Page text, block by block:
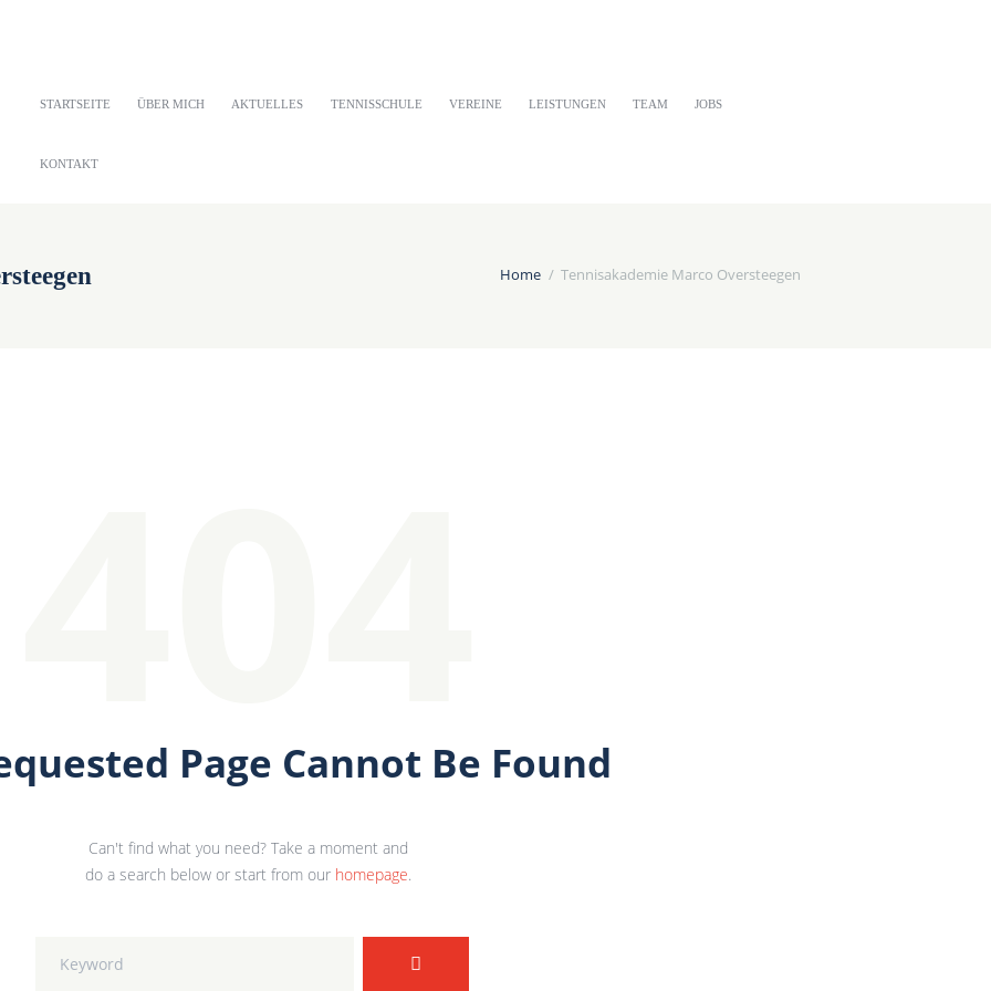
STARTSEITE ÜBER MICH AKTUELLES TENNISSCHULE VEREINE LEISTUNGEN TEAM JOBS
KONTAKT
Home Tennisakademie Marco Oversteegen
Page Cannot Be Found
Can't find what you need? Take a moment and
do a search below or start from our homepage.